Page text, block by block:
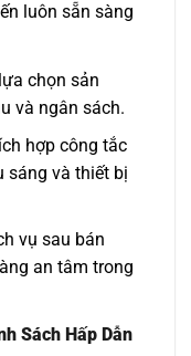
luôn sẵn sàng
chọn sản
và ngân sách.
hợp công tắc
sáng và thiết bị
vụ sau bán
an tâm trong
Sách Hấp Dẫn